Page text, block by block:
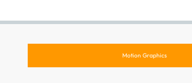
Motion Graphics